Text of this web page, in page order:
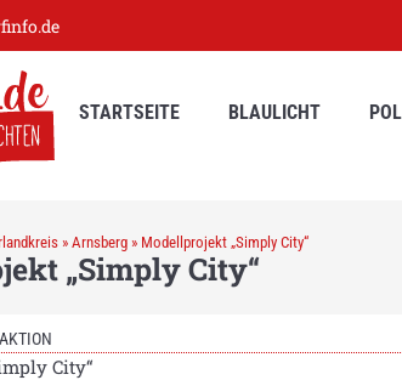
STARTSEITE BLAULICHT
» Arnsberg » Modellprojekt „Simply City“
„Simply City“
City“